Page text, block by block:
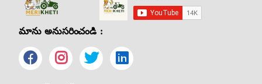
మాను అనుసరించండి :